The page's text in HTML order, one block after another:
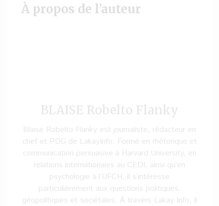
À propos de l’auteur
BLAISE Robelto Flanky
Blaise Robelto Flanky est journaliste, rédacteur en
chef et PDG de LakayInfo. Formé en rhétorique et
communication persuasive à Harvard University, en
relations internationales au CEDI, ainsi qu’en
psychologie à l’UFCH, il s’intéresse
particulièrement aux questions politiques,
géopolitiques et sociétales. À travers Lakay Info, il